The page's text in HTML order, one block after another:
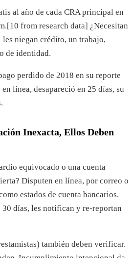
al año de cada CRA principal en
from research data] ¿Necesitan
les niegan crédito, un trabajo,
de identidad.
perdido de 2018 en su reporte
línea, desapareció en 25 días, su
Inexacta, Ellos Deben
equivocado o una cuenta
Disputen en línea, por correo o
estados de cuenta bancarios.
días, les notifican y re-reportan
también deben verificar.